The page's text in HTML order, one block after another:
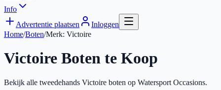
Info
Advertentie plaatsen
Inloggen
Home/Boten/Merk: Victoire
Victoire Boten te Koop
Bekijk alle tweedehands Victoire boten op Watersport Occasions.